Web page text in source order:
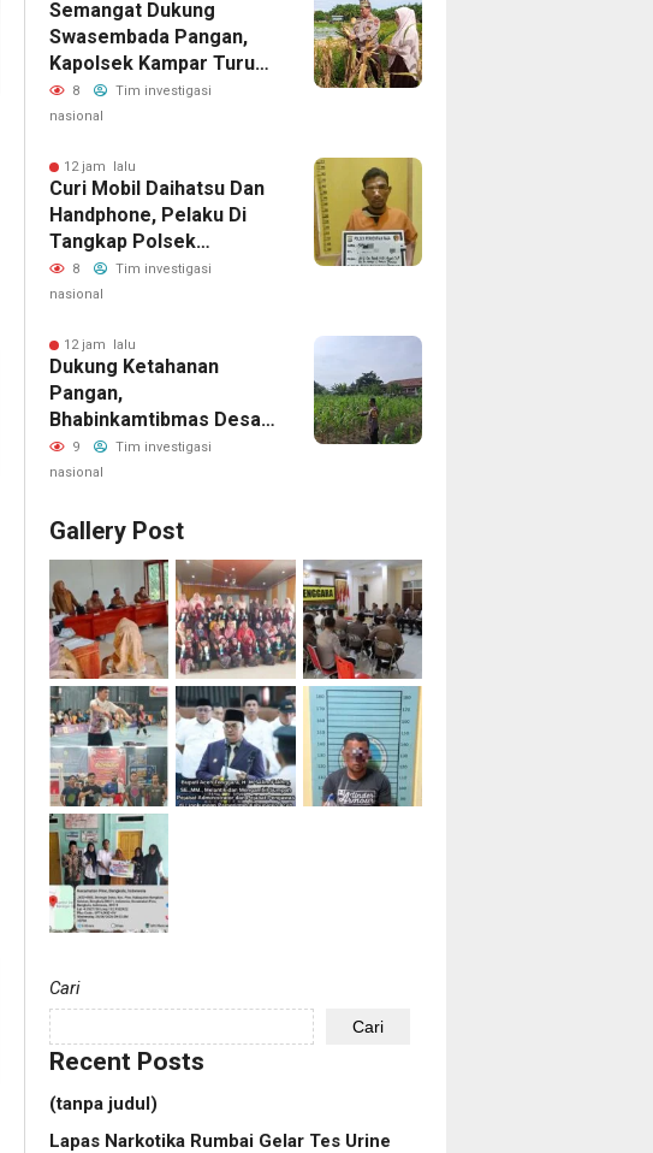
Semangat Dukung
Swasembada Pangan,
Kapolsek Kampar Turun
Langsung Panen Jagung
Di Sendayan
8
Tim investigasi
nasional
12 jam lalu
Curi Mobil Daihatsu Dan
Handphone, Pelaku Di
Tangkap Polsek
Perhentian Raja
8
Tim investigasi
nasional
12 jam lalu
Dukung Ketahanan
Pangan,
Bhabinkamtibmas Desa
Kota Bangun Pantau
Perkembangan Tanaman
9
Tim investigasi
nasional
Gallery Post
Cari
Cari
Recent Posts
(tanpa judul)
Lapas Narkotika Rumbai Gelar Tes Urine